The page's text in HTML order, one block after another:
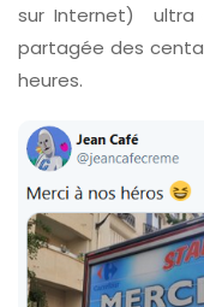
sur Internet) ultra
partagée des
heures.